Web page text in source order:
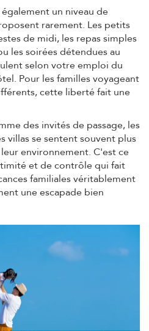
un niveau de
rarement. Les petits
de midi, les repas simples
les soirées détendues au
selon votre emploi du
Pour les familles voyageant
cette liberté fait une
des invités de passage, les
villas se sentent souvent plus
environnement. C'est ce
et de contrôle qui fait
familiales véritablement
une escapade bien